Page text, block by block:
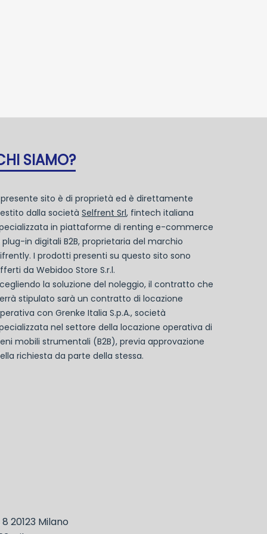
SIAMO?
presente sito è di proprietà ed è direttamente
dalla società Selfrent Srl, fintech italiana
in piattaforme di renting e-commerce
plug-in digitali B2B, proprietaria del marchio
I prodotti presenti su questo sito sono
da Webidoo Store S.r.l.
la soluzione del noleggio, il contratto che
stipulato sarà un contratto di locazione
con Grenke Italia S.p.A., società
nel settore della locazione operativa di
mobili strumentali (B2B), previa approvazione
richiesta da parte della stessa.
20123 Milano